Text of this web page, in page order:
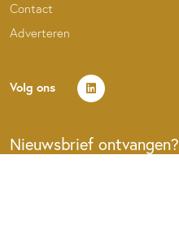
Contact
Adverteren
Volg ons
Nieuwsbrief ontvangen?